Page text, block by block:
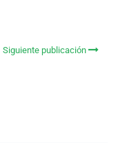
Siguiente publicación